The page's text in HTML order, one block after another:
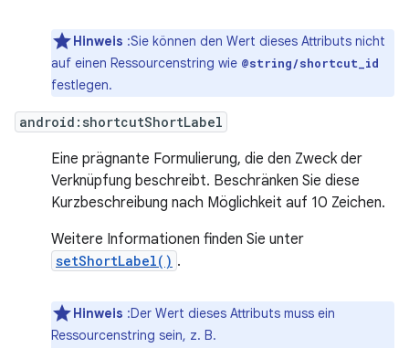
Hinweis :Sie können den Wert dieses Attributs nicht
auf einen Ressourcenstring wie @string/shortcut_id
festlegen.
android:shortcutShortLabel
Eine prägnante Formulierung, die den Zweck der
Verknüpfung beschreibt. Beschränken Sie diese
Kurzbeschreibung nach Möglichkeit auf 10 Zeichen.
Weitere Informationen finden Sie unter
setShortLabel() .
Hinweis :Der Wert dieses Attributs muss ein
Ressourcenstring sein, z. B.